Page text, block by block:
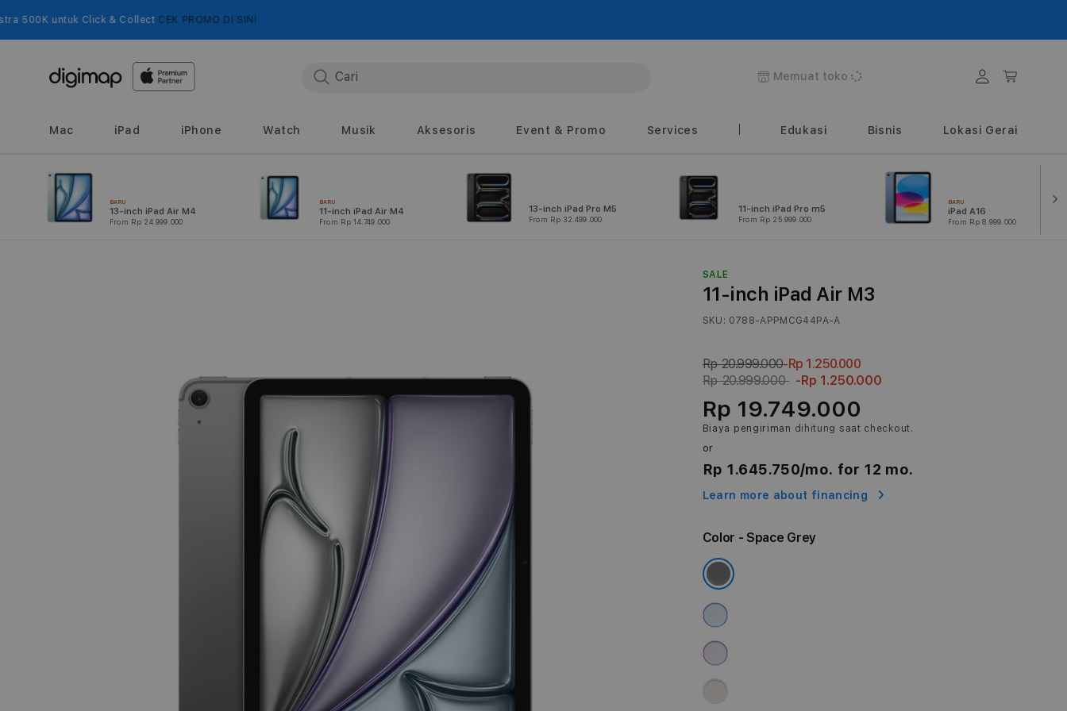
ke
& CollectCEK PROMO DI SINI
Memuat toko LoginKeranjang
Mac iPad iPhone Watch Musik Aksesoris Event & Promo Services Edukasi Bisnis Lokasi Gerai
BARU
13-inch iPad Air M4
From Rp 24.999.000
BARU
11-inch iPad Air M4
From Rp 14.749.000
13-inch iPad Pro M5
From Rp 32.499.000
11-inch iPad Pro m5
From Rp 25.999.000
BARU
iPad A16
From Rp 8.999.000
SALE
11-inch iPad Air M3
SKU: 0788-APPMCG44PA-A
Rp 20.999.000-Rp 1.250.000
Rp 20.999.000 -Rp 1.250.000
Rp 19.749.000
Biaya pengiriman dihitung saat checkout.
or
Rp 1.645.750/mo. for 12 mo.
Learn more about financing
Color - Space Grey